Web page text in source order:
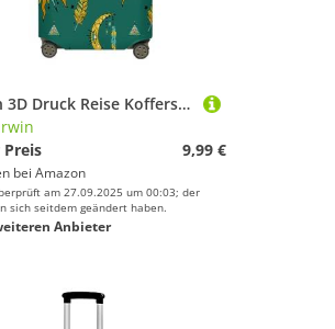
Surwin 3D Druck Reise Kofferschutzhülle Reisetasche Kofferbezug Elastisch Kofferhülle Gepäck Cover Waschbare Reisekoffer Hülle Schutz Bezug Schutzhülle (Sonne und Mond,L (26-28 Zoll))
Preis
9,99 €
bei Amazon
am 27.09.2025 um 00:03; der
sich seitdem geändert haben.
Anbieter